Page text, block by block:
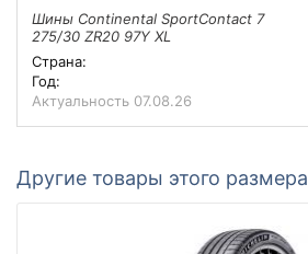
Шины Continental SportContact 7
275/30 ZR20 97Y XL
Страна:
Год:
Актуальность 07.08.26
Другие товары этого размера